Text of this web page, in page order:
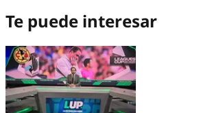
Te puede interesar